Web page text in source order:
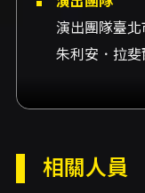
演出團隊臺
朱利安．拉
基、大提琴
the East —
相關人員